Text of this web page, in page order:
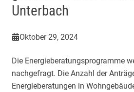
Unterbach
Oktober 29, 2024
Die Energieberatungsprogramme
nachgefragt. Die Anzahl der
Energieberatungen in